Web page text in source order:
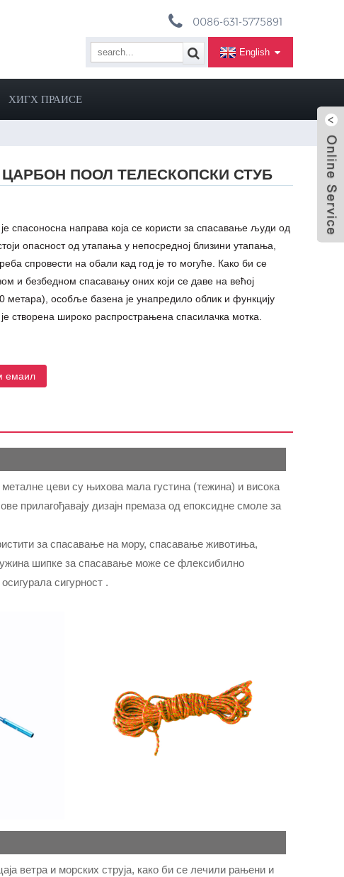
0086-631-5775891
English
ХИГХ ПРАИСЕ
ПООЛ ТЕЛЕСКОПСКИ СТУБ
спасоносна направа која се користи за спасавање људи од
опасност од утапања у непосредној близини утапања,
спровести на обали кад год је то могуће. Како би се
и безбедном спасавању оних који се даве на већој
метара), особље базена је унапредило облик и функцију
створена широко распрострањена спасилачка мотка.
емаил
цеви су њихова мала густина (тежина) и висока
прилагођавају дизајн премаза од епоксидне смоле за
за спасавање на мору, спасавање животиња,
шипке за спасавање може се флексибилно
сигурност .
ветра и морских струја, како би се лечили рањени и